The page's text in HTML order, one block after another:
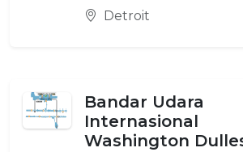
Detroit
Bandar Udara
Internasional
Washington